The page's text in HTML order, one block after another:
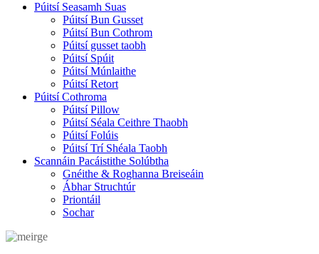
Púitsí Seasamh Suas
Púitsí Bun Gusset
Púitsí Bun Cothrom
Púitsí gusset taobh
Púitsí Spúit
Púitsí Múnlaithe
Púitsí Retort
Púitsí Cothroma
Púitsí Pillow
Púitsí Séala Ceithre Thaobh
Púitsí Folúis
Púitsí Trí Shéala Taobh
Scannáin Pacáistithe Solúbtha
Gnéithe & Roghanna Breiseáin
Ábhar Struchtúr
Priontáil
Sochar